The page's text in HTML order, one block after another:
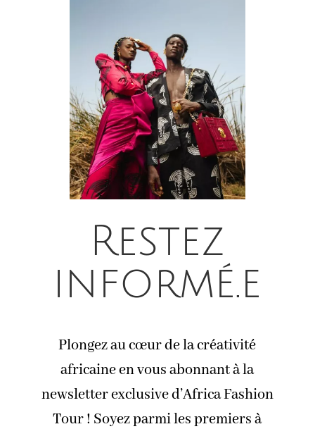
Restez
informé.e
Plongez au cœur de la créativité
africaine en vous abonnant à la
newsletter exclusive d’Africa Fashion
Tour ! Soyez parmi les premiers à